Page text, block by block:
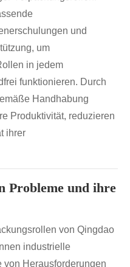
und
um
in jedem
funktionieren. Durch
Handhabung
Produktivität, reduzieren
ihrer
Probleme und ihre
von Qingdao
industrielle
Herausforderungen